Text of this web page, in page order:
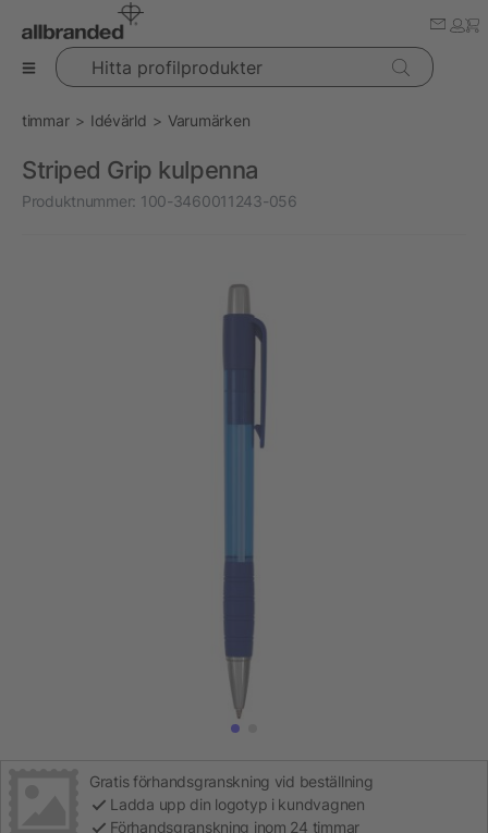
Hitta profilprodukter
timmar Idévärld Varumärken
Striped Grip kulpenna
Produktnummer: 100-3460011243-056
Gratis förhandsgranskning vid beställning
Ladda upp din logotyp i kundvagnen
Förhandsgranskning inom 24 timmar